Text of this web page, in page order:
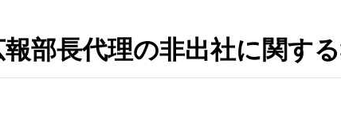
部長代理の非出社に関す